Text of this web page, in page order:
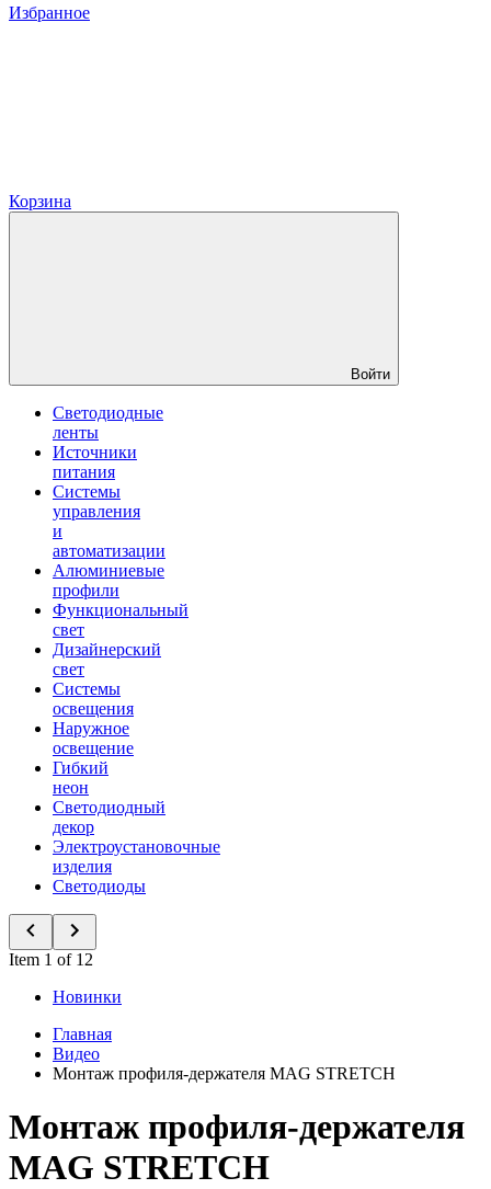
Избранное
Корзина
Войти
Светодиодные
ленты
Источники
питания
Системы
управления
и
автоматизации
Алюминиевые
профили
Функциональный
свет
Дизайнерский
свет
Системы
освещения
Наружное
освещение
Гибкий
неон
Светодиодный
декор
Электроустановочные
изделия
Светодиоды
Item 1 of 12
Новинки
Главная
Видео
Монтаж профиля-держателя MAG STRETCH
Монтаж профиля-держателя
MAG STRETCH